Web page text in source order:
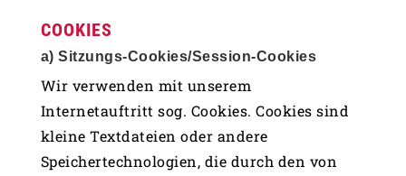
COOKIES
a) Sitzungs-Cookies/Session-Cookies
Wir verwenden mit unserem
Internetauftritt sog. Cookies. Cookies sind
kleine Textdateien oder andere
Speichertechnologien, die durch den von